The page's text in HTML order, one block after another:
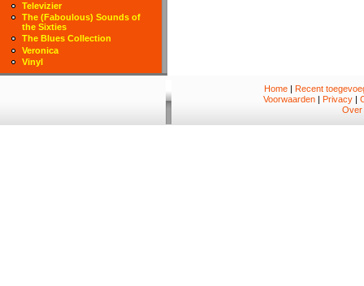
Televizier
The (Faboulous) Sounds of
the Sixties
The Blues Collection
Veronica
Vinyl
Home| Recent
Voorwaarden | Privacy |
Over